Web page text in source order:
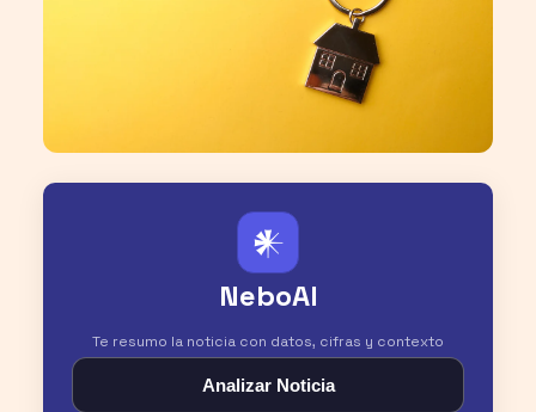
𒀭
NeboAI
Te resumo la noticia con datos, cifras y contexto
Analizar Noticia